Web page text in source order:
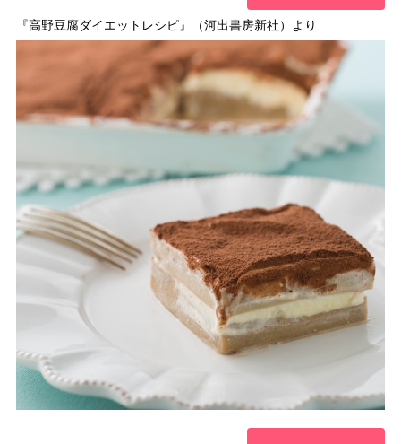
『高野豆腐ダイエットレシピ』（河出書房新社）より